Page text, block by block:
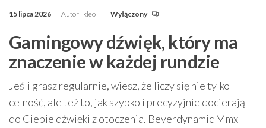
15 lipca 2026 Autor kleo Wyłączony
Gamingowy dźwięk, który ma
znaczenie w każdej rundzie
Jeśli grasz regularnie, wiesz, że liczy się nie tylko
celność, ale też to, jak szybko i precyzyjnie docierają
do Ciebie dźwięki z otoczenia. Beyerdynamic Mmx